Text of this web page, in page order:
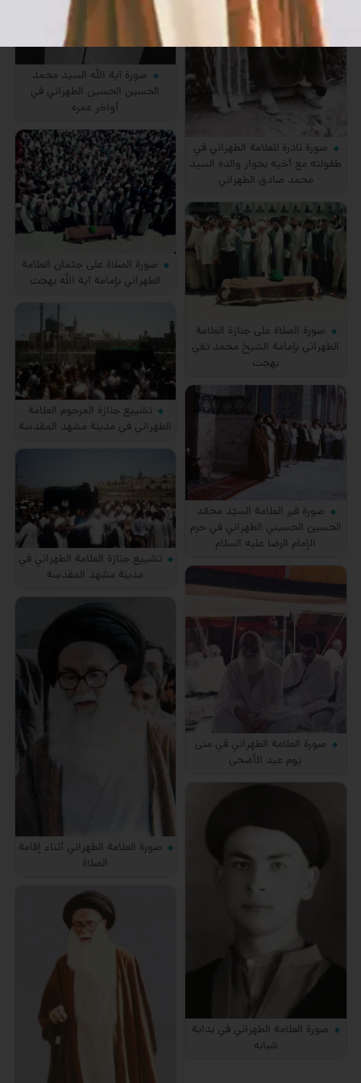
صورة آية الله السيد محمد
الحسين الحسين الطهراني في
أواخر عمره
صورة نادرة للعلامة الطهراني في
طفولته مع أخيه بجوار والده السيد
محمد صادق الطهراني
صورة الصلاة على جثمان العلامة
الطهراني بإمامة آية الله بهجت
صورة الصلاة على جنازة العلامة
الطهراني بإمامة الشيخ محمد تقي
بهجت
تشييع جنازة المرحوم العلامة
الطهراني في مدينة مشهد المقدسة
صورة قبر العلامة السيّد محمّد
الحسين الحسيني الطهراني في حرم
الإمام الرضا عليه السلام
تشييع جنازة العلامة الطهراني في
مدينة مشهد المقدسة
صورة العلامة الطهراني في منى
يوم عيد الأضحى
صورة العلامة الطهراني أثناء إقامة
الصلاة
صورة العلامة الطهراني في بداية
شبابه